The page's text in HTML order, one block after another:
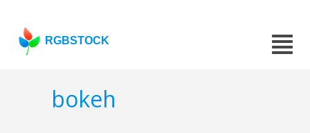
RGBSTOCK
bokeh